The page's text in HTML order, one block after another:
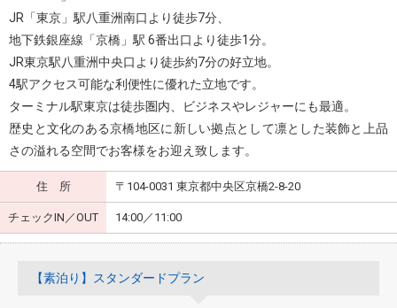
JR「東京」駅八重洲南口より徒歩7分、
地下鉄銀座線「京橋」駅 6番出口より徒歩1分。
JR東京駅八重洲中央口より徒歩約7分の好立地。
4駅アクセス可能な利便性に優れた立地です。
ターミナル駅東京は徒歩圏内、ビジネスやレジャーにも最適。
歴史と文化のある京橋地区に新しい拠点として凛とした装飾と上品
さの溢れる空間でお客様をお迎え致します。
住 所 〒104-0031 東京都中央区京橋2-8-20
チェックIN／OUT 14:00／11:00
【素泊り】スタンダードプラン